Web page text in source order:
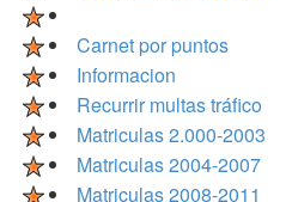
Carnet por puntos
Informacion
Recurrir multas tráfico
Matriculas 2.000-2003
Matriculas 2004-2007
Matriculas 2008-2011